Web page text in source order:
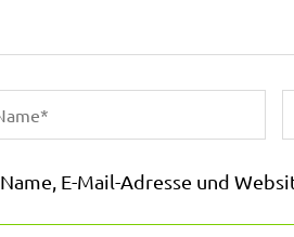
Name, E-Mail-Adresse und